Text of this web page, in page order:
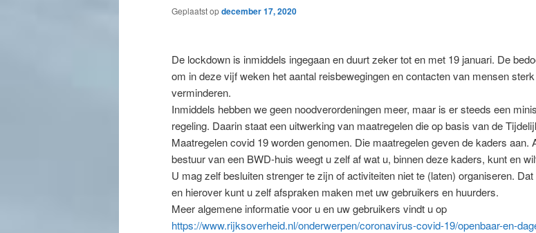
Geplaatst opdecember 17, 2020
De lockdown is inmiddels ingegaan en duurt zeker tot en met 19 januari. De
om in deze vijf weken het aantal reisbewegingen en contacten van mensen
verminderen.
Inmiddels hebben we geen noodverordeningen meer, maar is er steeds een
regeling. Daarin staat een uitwerking van maatregelen die op basis van de
Maatregelen covid 19 worden genomen. Die maatregelen geven de kaders aan.
bestuur van een BWD-huis weegt u zelf af wat u, binnen deze kaders, kunt en
U mag zelf besluiten strenger te zijn of activiteiten niet te (laten) organiseren.
en hierover kunt u zelf afspraken maken met uw gebruikers en huurders.
Meer algemene informatie voor u en uw gebruikers vindt u op
https://www.rijksoverheid.nl/onderwerpen/coronavirus-covid-19/openbaar-en-